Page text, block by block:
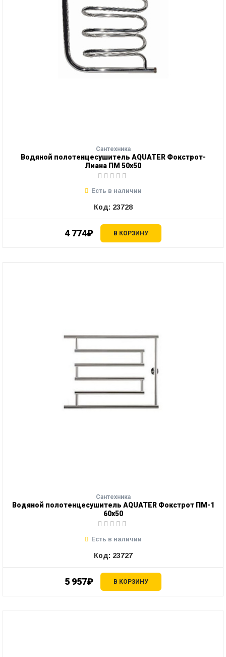
Сантехника
Водяной полотенцесушитель AQUATER Фокстрот-
Лиана ПМ 50х50
4 774₽ В КОРЗИНУ
Есть в наличии
Код: 23728
Сантехника
Водяной полотенцесушитель AQUATER Фокстрот ПМ-1
60х50
5 957₽ В КОРЗИНУ
Есть в наличии
Код: 23727